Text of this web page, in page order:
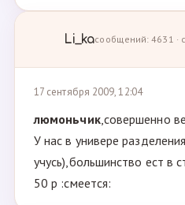
Li_kaсообщений: 4631 ·
17 сентября 2009, 12:04
люмоньчик,совершенно
У нас в универе
учусь),большинство ест в
50 р :смеется: